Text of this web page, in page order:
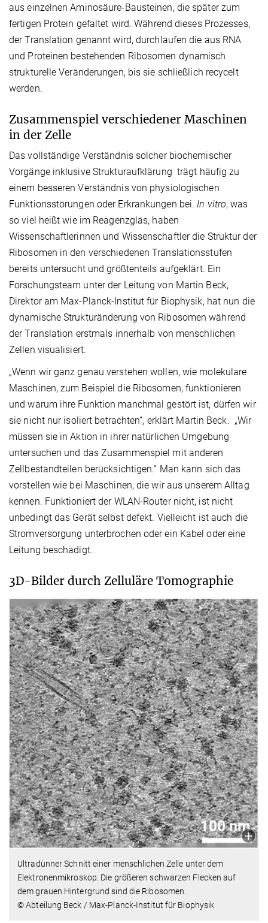
aus einzelnen Aminosäure-Bausteinen, die später zum
fertigen Protein gefaltet wird. Während dieses Prozesses,
der Translation genannt wird, durchlaufen die aus RNA
und Proteinen bestehenden Ribosomen dynamisch
strukturelle Veränderungen, bis sie schließlich recycelt
werden.
Zusammenspiel verschiedener Maschinen
in der Zelle
Das vollständige Verständnis solcher biochemischer
Vorgänge inklusive Strukturaufklärung trägt häufig zu
einem besseren Verständnis von physiologischen
Funktionsstörungen oder Erkrankungen bei.In vitro, was
so viel heißt wie im Reagenzglas, haben
Wissenschaftlerinnen und Wissenschaftler die Struktur der
Ribosomen in den verschiedenen Translationsstufen
bereits untersucht und größtenteils aufgeklärt. Ein
Forschungsteam unter der Leitung von Martin Beck,
Direktor am Max-Planck-Institut für Biophysik, hat nun die
dynamische Strukturänderung von Ribosomen während
der Translation erstmals innerhalb von menschlichen
Zellen visualisiert.
„Wenn wir ganz genau verstehen wollen, wie molekulare
Maschinen, zum Beispiel die Ribosomen, funktionieren
und warum ihre Funktion manchmal gestört ist, dürfen wir
sie nicht nur isoliert betrachten“, erklärt Martin Beck. „Wir
müssen sie in Aktion in ihrer natürlichen Umgebung
untersuchen und das Zusammenspiel mit anderen
Zellbestandteilen berücksichtigen.“ Man kann sich das
vorstellen wie bei Maschinen, die wir aus unserem Alltag
kennen. Funktioniert der WLAN-Router nicht, ist nicht
unbedingt das Gerät selbst defekt. Vielleicht ist auch die
Stromversorgung unterbrochen oder ein Kabel oder eine
Leitung beschädigt.
3D-Bilder durch Zelluläre Tomographie
Ultradünner Schnitt einer menschlichen Zelle unter dem
Elektronenmikroskop. Die größeren schwarzen Flecken auf
dem grauen Hintergrund sind die Ribosomen.
© Abteilung Beck / Max-Planck-Institut für Biophysik